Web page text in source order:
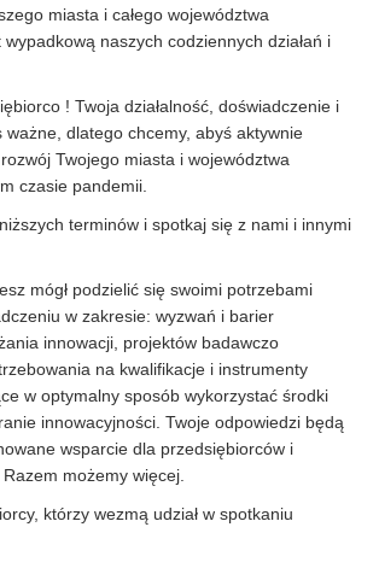
miasta i całego województwa
naszych codziennych działań i
! Twoja działalność, doświadczenie i
ważne, dlatego chcemy, abyś aktywnie
Twojego miasta i województwa
czasie pandemii.
terminów i spotkaj się z nami i innymi
mógł podzielić się swoimi potrzebami
w zakresie: wyzwań i barier
innowacji, projektów badawczo
na kwalifikacje i instrumenty
w optymalny sposób wykorzystać środki
innowacyjności. Twoje odpowiedzi będą
wsparcie dla przedsiębiorców i
możemy więcej.
którzy wezmą udział w spotkaniu